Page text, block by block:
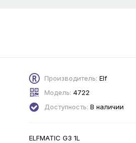
Производитель: Elf
Модель: 4722
Доступность: В наличии
ELFMATIC G3 1L